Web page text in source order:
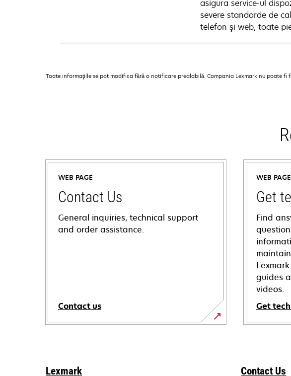
asigura service-ul
severe standarde de
telefon şi web, toate
Toate informaţiile se pot modifica fără o notificare prealabilă. Compania Lexmark nu poate fi
WEB PAGE
Contact Us
General inquiries, technical support
and order assistance.
Contact us
WEB PAGE
Get
Find
guides
videos.
Get
opens
Lexmark Contact Us